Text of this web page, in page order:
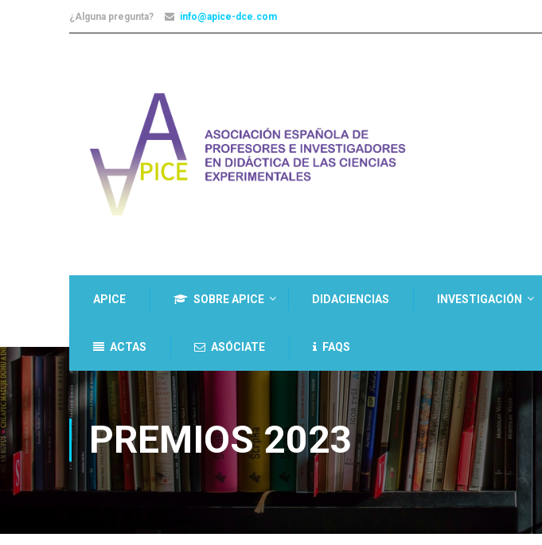
¿Alguna pregunta? info@apice-dce.com
APICE SOBRE APICE DIDACIENCIAS INVESTIGACIÓN
ACTAS ASÓCIATE FAQS
PREMIOS 2023